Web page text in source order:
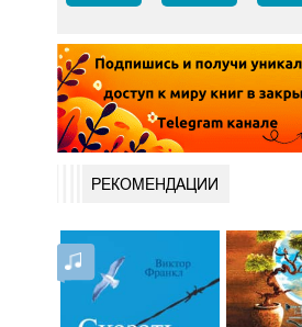
РЕКОМЕНДАЦИИ